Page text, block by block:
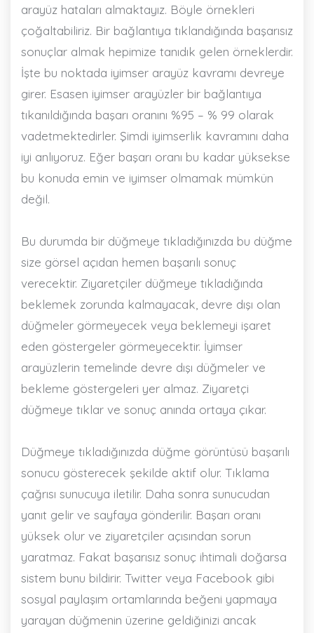
arayüz hataları almaktayız. Böyle örnekleri
çoğaltabiliriz. Bir bağlantıya tıklandığında başarısız
sonuçlar almak hepimize tanıdık gelen örneklerdir.
İşte bu noktada iyimser arayüz kavramı devreye
girer. Esasen iyimser arayüzler bir bağlantıya
tıkanıldığında başarı oranını %95 – % 99 olarak
vadetmektedirler. Şimdi iyimserlik kavramını daha
iyi anlıyoruz. Eğer başarı oranı bu kadar yüksekse
bu konuda emin ve iyimser olmamak mümkün
değil.
Bu durumda bir düğmeye tıkladığınızda bu düğme
size görsel açıdan hemen başarılı sonuç
verecektir. Ziyaretçiler düğmeye tıkladığında
beklemek zorunda kalmayacak, devre dışı olan
düğmeler görmeyecek veya beklemeyi işaret
eden göstergeler görmeyecektir. İyimser
arayüzlerin temelinde devre dışı düğmeler ve
bekleme göstergeleri yer almaz. Ziyaretçi
düğmeye tıklar ve sonuç anında ortaya çıkar.
Düğmeye tıkladığınızda düğme görüntüsü başarılı
sonucu gösterecek şekilde aktif olur. Tıklama
çağrısı sunucuya iletilir. Daha sonra sunucudan
yanıt gelir ve sayfaya gönderilir. Başarı oranı
yüksek olur ve ziyaretçiler açısından sorun
yaratmaz. Fakat başarısız sonuç ihtimali doğarsa
sistem bunu bildirir. Twitter veya Facebook gibi
sosyal paylaşım ortamlarında beğeni yapmaya
yarayan düğmenin üzerine geldiğinizi ancak